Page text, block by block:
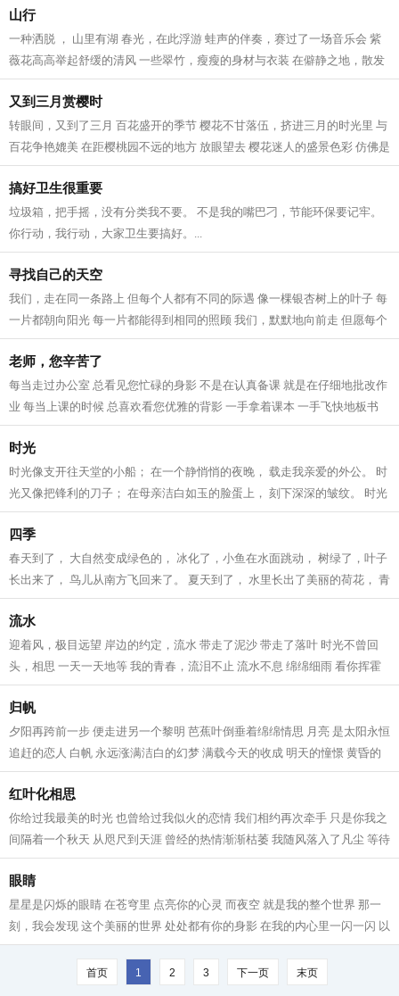
山行
一种洒脱 ， 山里有湖 春光，在此浮游 蛙声的伴奏，赛过了一场音乐会 紫
薇花高高举起舒缓的清风 一些翠竹，瘦瘦的身材与衣装 在僻静之地，散发
着岁月之痕 草木近乎入戏，怡然自...
又到三月赏樱时
转眼间，又到了三月 百花盛开的季节 樱花不甘落伍，挤进三月的时光里 与
百花争艳媲美 在距樱桃园不远的地方 放眼望去 樱花迷人的盛景色彩 仿佛是
一片密织的云海 走进樱桃园，仔...
搞好卫生很重要
垃圾箱，把手摇，没有分类我不要。 不是我的嘴巴刁，节能环保要记牢。
你行动，我行动，大家卫生要搞好。...
寻找自己的天空
我们，走在同一条路上 但每个人都有不同的际遇 像一棵银杏树上的叶子 每
一片都朝向阳光 每一片都能得到相同的照顾 我们，默默地向前走 但愿每个
人都能找到 自己心里所想的 像一...
老师，您辛苦了
每当走过办公室 总看见您忙碌的身影 不是在认真备课 就是在仔细地批改作
业 每当上课的时候 总喜欢看您优雅的背影 一手拿着课本 一手飞快地板书
带我们飞进知识的海洋 每当我们做...
时光
时光像支开往天堂的小船； 在一个静悄悄的夜晚， 载走我亲爱的外公。 时
光又像把锋利的刀子； 在母亲洁白如玉的脸蛋上， 刻下深深的皱纹。 时光
像个罪恶的小偷； 在我愉快玩耍时...
四季
春天到了， 大自然变成绿色的， 冰化了，小鱼在水面跳动， 树绿了，叶子
长出来了， 鸟儿从南方飞回来了。 夏天到了， 水里长出了美丽的荷花， 青
蛙跳上荷叶赏花， 火热的太阳高...
流水
迎着风，极目远望 岸边的约定，流水 带走了泥沙 带走了落叶 时光不曾回
头，相思 一天一天地等 我的青春，流泪不止 流水不息 绵绵细雨 看你挥霍
的日子 身后的脚印，迷途 带着忧伤...
归帆
夕阳再跨前一步 便走进另一个黎明 芭蕉叶倒垂着绵绵情思 月亮 是太阳永恒
追赶的恋人 白帆 永远涨满洁白的幻梦 满载今天的收成 明天的憧憬 黄昏的
滩涂，永远 骚动莫测的感情 海涨...
红叶化相思
你给过我最美的时光 也曾给过我似火的恋情 我们相约再次牵手 只是你我之
间隔着一个秋天 从咫尺到天涯 曾经的热情渐渐枯萎 我随风落入了凡尘 等待
那个擦肩而过的人 世界开始变得...
眼睛
星星是闪烁的眼睛 在苍穹里 点亮你的心灵 而夜空 就是我的整个世界 那一
刻，我会发现 这个美丽的世界 处处都有你的身影 在我的内心里一闪一闪 以
至于我时常的回忆 我多么希望 你...
首页 1 2 3 下一页 末页